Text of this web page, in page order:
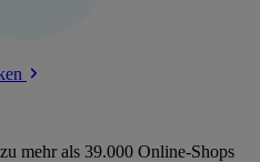
mehr als 39.000 Online-Shops